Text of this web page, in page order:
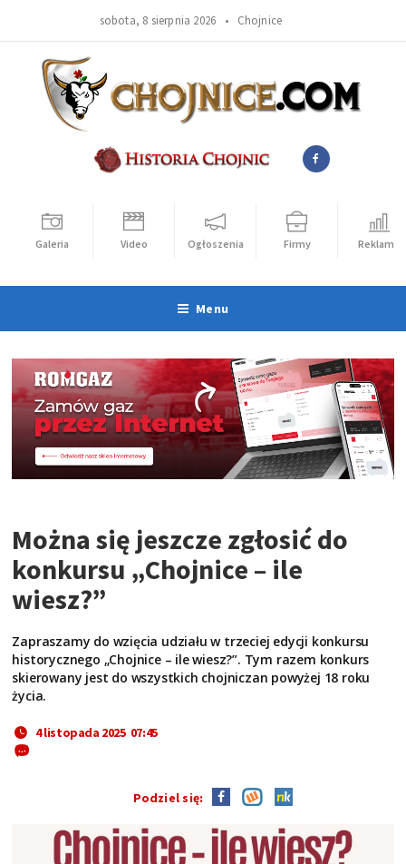
sobota, 8 sierpnia 2026 • Chojnice
Galeria Video Ogłoszenia Firmy Reklama
Menu
Można się jeszcze zgłosić do
konkursu „Chojnice – ile
wiesz?”
Zapraszamy do wzięcia udziału w trzeciej edycji konkursu
historycznego „Chojnice – ile wiesz?”. Tym razem konkurs
skierowany jest do wszystkich chojniczan powyżej 18 roku
życia.
4 listopada 2025 07:45
Podziel się: